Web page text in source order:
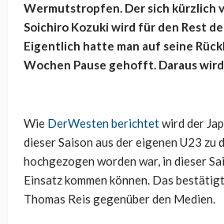
Wermutstropfen. Der sich kürzlich
Soichiro Kozuki wird für den Rest
Eigentlich hatte man auf seine
Wochen Pause gehofft. Daraus
Wie DerWesten berichtetwird der
dieser Saison aus der eigenen U23 zu
hochgezogen worden war, in dieser
Einsatz kommen können. Das
Thomas Reis gegenüber den Medien.